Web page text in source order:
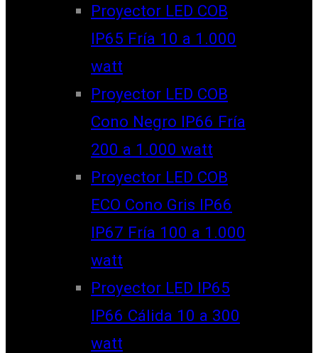
Proyector LED COB
IP65 Fría 10 a 1.000
watt
Proyector LED COB
Cono Negro IP66 Fría
200 a 1.000 watt
Proyector LED COB
ECO Cono Gris IP66
IP67 Fría 100 a 1.000
watt
Proyector LED IP65
IP66 Cálida 10 a 300
watt